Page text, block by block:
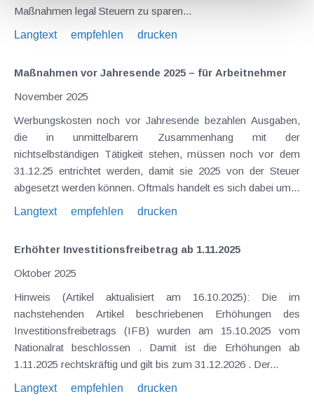
Maßnahmen legal Steuern zu sparen...
Langtext
empfehlen drucken
Maßnahmen vor Jahresende 2025 – für Arbeitnehmer
November 2025
Werbungskosten noch vor Jahresende bezahlen Ausgaben,
die in unmittelbarem Zusammenhang mit der
nichtselbständigen Tätigkeit stehen, müssen noch vor dem
31.12.25 entrichtet werden, damit sie 2025 von der Steuer
abgesetzt werden können. Oftmals handelt es sich dabei um...
Langtext
empfehlen drucken
Erhöhter Investitionsfreibetrag ab 1.11.2025
Oktober 2025
Hinweis (Artikel aktualisiert am 16.10.2025): Die im
nachstehenden Artikel beschriebenen Erhöhungen des
Investitionsfreibetrags (IFB) wurden am 15.10.2025 vom
Nationalrat beschlossen . Damit ist die Erhöhungen ab
1.11.2025 rechtskräftig und gilt bis zum 31.12.2026 . Der...
Langtext
empfehlen drucken